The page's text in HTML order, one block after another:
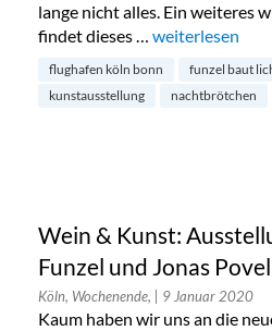
lange nicht alles. Ein weiteres
findet dieses … weiterlesen
flughafen köln bonn funzel baut
kunstausstellung
nachtbrötchen
Wein & Kunst:
Funzel und Jonas Povel
Köln, Wochenende, | 9 Januar 2020
Kaum haben wir uns an die